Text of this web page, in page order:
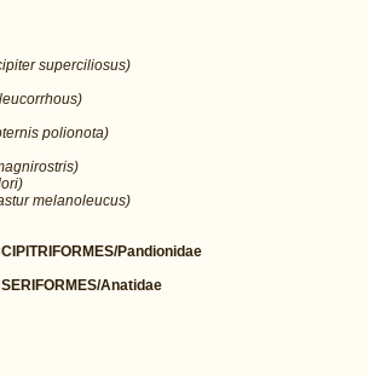
superciliosus)
polionota)
melanoleucus)
Pandionidae
Anatidae